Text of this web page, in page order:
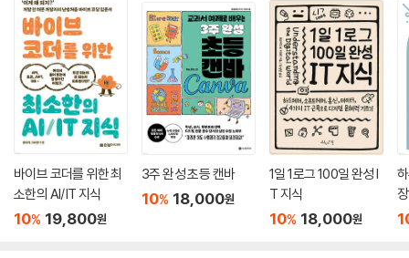
바이브 코더를 위한 최
소한의 AI/IT 지식
10% 19,800원
3주 완성 초등 캔바
10% 18,000원
1일 1로그 100일 완성 I
T 지식
10% 18,000원